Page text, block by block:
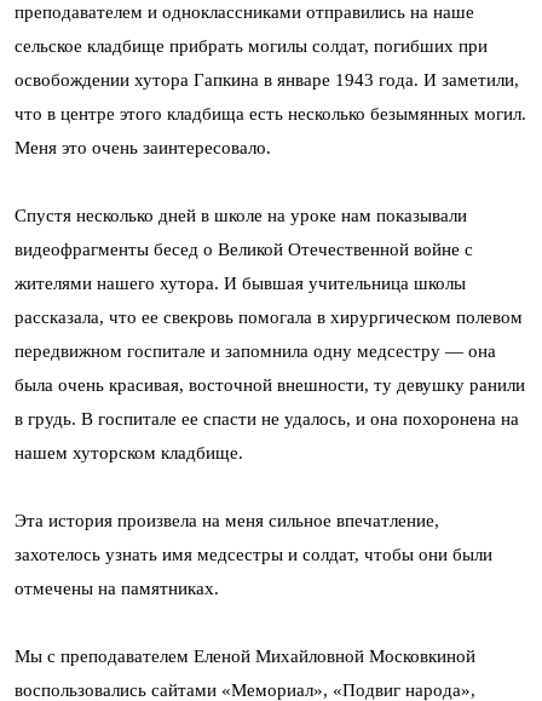
преподавателем и одноклассниками отправились на наше
сельское кладбище прибрать могилы солдат, погибших при
освобождении хутора Гапкина в январе 1943 года. И заметили,
что в центре этого кладбища есть несколько безымянных могил.
Меня это очень заинтересовало.
Спустя несколько дней в школе на уроке нам показывали
видеофрагменты бесед о Великой Отечественной войне с
жителями нашего хутора. И бывшая учительница школы
рассказала, что ее свекровь помогала в хирургическом полевом
передвижном госпитале и запомнила одну медсестру — она
была очень красивая, восточной внешности, ту девушку ранили
в грудь. В госпитале ее спасти не удалось, и она похоронена на
нашем хуторском кладбище.
Эта история произвела на меня сильное впечатление,
захотелось узнать имя медсестры и солдат, чтобы они были
отмечены на памятниках.
Мы с преподавателем Еленой Михайловной Московкиной
воспользовались сайтами «Мемориал», «Подвиг народа»,